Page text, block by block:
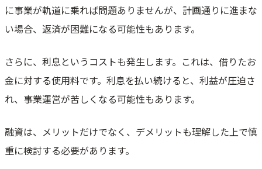
に事業が軌道に乗れば問題ありませんが、計画通りに進まな
い場合、返済が困難になる可能性もあります。
さらに、利息というコストも発生します。これは、借りたお
金に対する使用料です。利息を払い続けると、利益が圧迫さ
れ、事業運営が苦しくなる可能性もあります。
融資は、メリットだけでなく、デメリットも理解した上で慎
重に検討する必要があります。